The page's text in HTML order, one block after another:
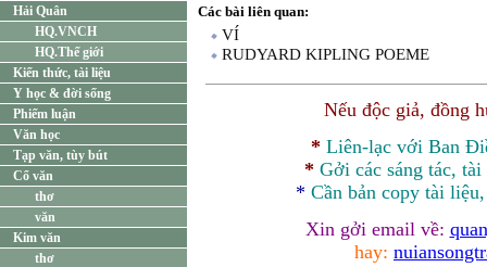
Hải Quân
HQ.VNCH
HQ.Thế giới
Kiến thức, tài liệu
Y học & đời sống
Phiếm luận
Văn học
Tạp văn, tùy bút
Cổ văn
thơ
văn
Kim văn
thơ
Các bài liên quan:
VÍ
RUDYARD KIPLING POEME
Nếu độc giả, đồng
* Liên-lạc với Ban
* Gởi các sáng tác,
* Cần bản copy tài
Xin gởi email về:
hay: